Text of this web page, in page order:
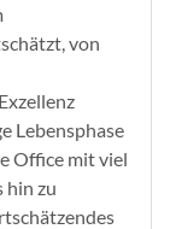
von
Lebensphase
Office mit viel
hin zu